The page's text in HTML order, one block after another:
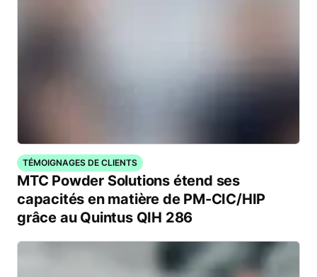
TÉMOIGNAGES DE CLIENTS
MTC Powder Solutions étend ses
capacités en matière de PM-CIC/HIP
grâce au Quintus QIH 286